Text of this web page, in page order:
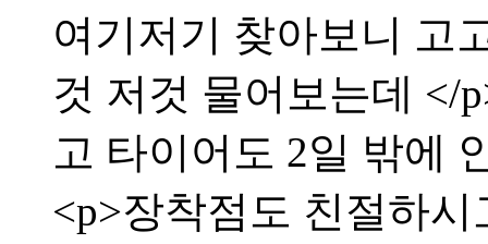
여기저기 찾아보니 고
것 저것 물어보는데 </
고 타이어도 2일 밖에
<p>장착점도 친절하